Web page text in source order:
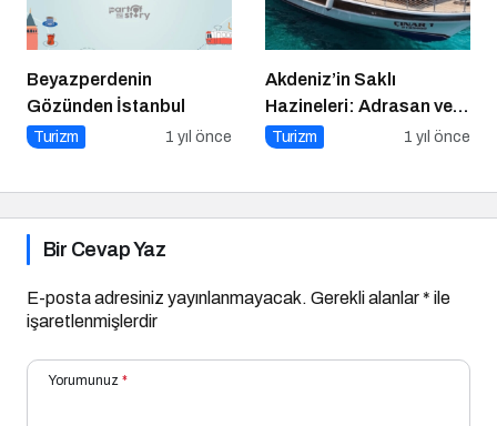
Beyazperdenin
Gözünden İstanbul
Turizm 1 yıl önce
Akdeniz’in Saklı
Hazineleri: Adrasan ve
Çevresi
Turizm 1 yıl önce
Bir Cevap Yaz
E-posta adresiniz yayınlanmayacak. Gerekli alanlar* ile
işaretlenmişlerdir
Yorumunuz *